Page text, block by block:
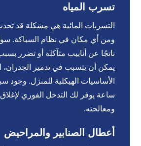
تسرب المياه
التسربات المائية هي مشكلة قد
ومن أي مكان في نظام السباكة.
ناتجًا عن أنابيب متآكلة أو تضرر
يمكن أن يتسبب في تدمير الجدران،
ساعة يوفر لك التدخل الفوري
ومعالجته.
أعطال الصنابير والمراحيض